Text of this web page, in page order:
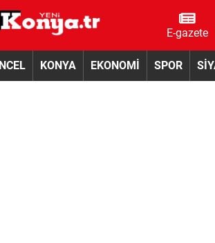
E-gazete
KONYA EKONOMİ SPOR